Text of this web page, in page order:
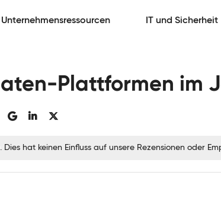
Unternehmensressourcen IT und Sicherheit
Plattformen im
hat keinen Einfluss auf unsere Rezensionen oder